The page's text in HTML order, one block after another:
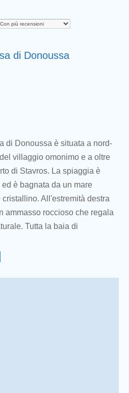
di Donoussa
di Donoussa è situata a nord-
villaggio omonimo e a oltre
di Stavros. La spiaggia è
è bagnata da un mare
All'estremità destra
ammasso roccioso che regala
Tutta la baia di